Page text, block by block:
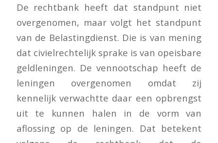
De rechtbank heeft dat standpunt niet
overgenomen, maar volgt het standpunt
van de Belastingdienst. Die is van mening
dat civielrechtelijk sprake is van opeisbare
geldleningen. De vennootschap heeft de
leningen overgenomen omdat zij
kennelijk verwachtte daar een opbrengst
uit te kunnen halen in de vorm van
aflossing op de leningen. Dat betekent